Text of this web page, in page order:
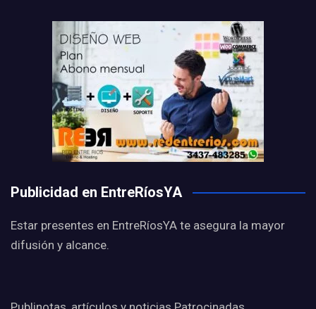
Publicidad en EntreRíosYA
Estar presentes en EntreRíosYA te asegura la mayor
difusión y alcance.